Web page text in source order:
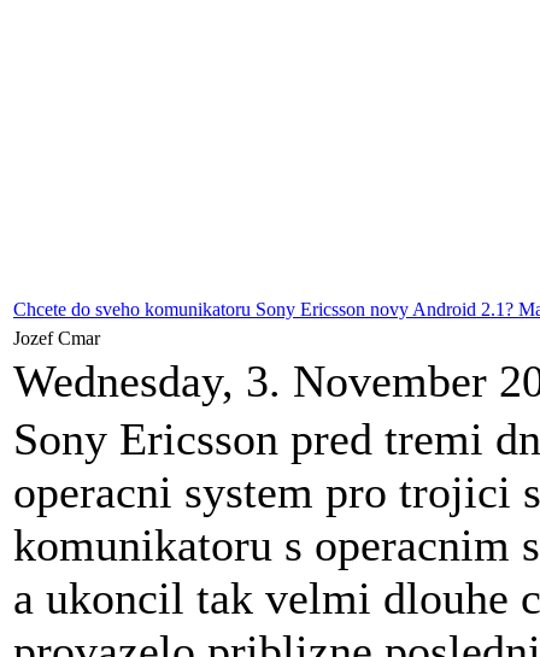
Chcete do sveho komunikatoru Sony Ericsson novy Android 2.1?
Jozef Cmar
Wednesday, 3. November
Sony Ericsson pred tremi
operacni system pro trojici
komunikatoru s operacnim
a ukoncil tak velmi dlouhe